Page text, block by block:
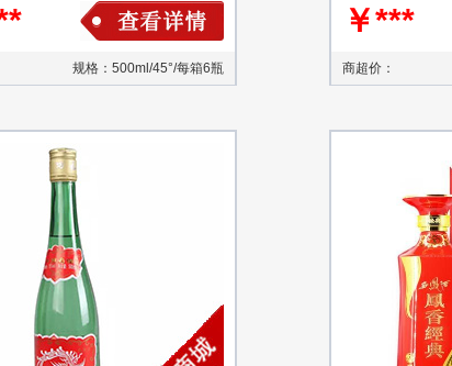
规格：500ml/45°/每箱6瓶
￥***
商超价：